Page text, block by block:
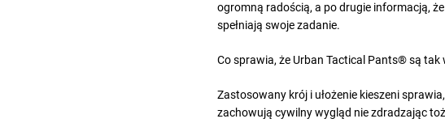
ogromną radością, a po drugie informacją,
spełniają swoje zadanie.
Co sprawia, że Urban Tactical Pants® są tak
Zastosowany krój i ułożenie kieszeni
zachowują cywilny wygląd nie zdradzając